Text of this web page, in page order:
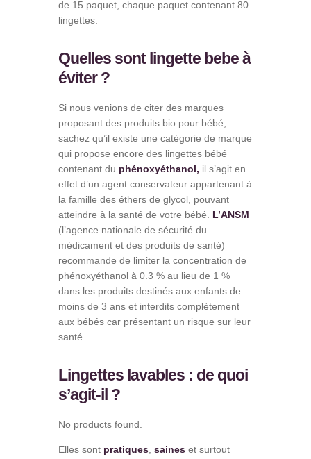
de 15 paquet, chaque paquet contenant 80
lingettes.
Quelles sont lingette bebe à
éviter ?
Si nous venions de citer des marques
proposant des produits bio pour bébé,
sachez qu’il existe une catégorie de marque
qui propose encore des lingettes bébé
contenant du phénoxyéthanol, il s’agit en
effet d’un agent conservateur appartenant à
la famille des éthers de glycol, pouvant
atteindre à la santé de votre bébé. L’ANSM
(l’agence nationale de sécurité du
médicament et des produits de santé)
recommande de limiter la concentration de
phénoxyéthanol à 0.3 % au lieu de 1 %
dans les produits destinés aux enfants de
moins de 3 ans et interdits complètement
aux bébés car présentant un risque sur leur
santé.
Lingettes lavables : de quoi
s’agit-il ?
No products found.
Elles sont pratiques saines et surtout